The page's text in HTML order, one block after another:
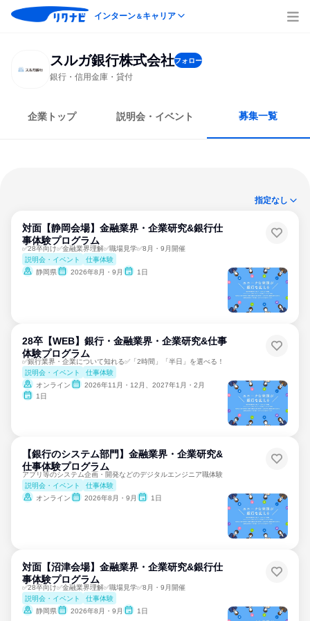
インターン＆キャリア
スルガ銀行株式会社フォロー
銀行・信用金庫・貸付
企業トップ 説明会・イベント 募集一覧
指定なし
対面【静岡会場】金融業界・企業研究&銀行仕
事体験プログラム
✅28卒向け✅金融業界理解✅職場見学✅8月・9月開催
説明会・イベント
仕事体験
静岡県
2026年8月・9月 1日
28卒【WEB】銀行・金融業界・企業研究&仕事
体験プログラム
✅銀行業界・企業について知れる✅「2時間」「半日」を選べる！
説明会・イベント
仕事体験
オンライン
2026年11月・12月、2027年1月・2月
1日
【銀行のシステム部門】金融業界・企業研究&
仕事体験プログラム
アプリ等のシステム企画・開発などのデジタルエンジニア職体験
説明会・イベント
仕事体験
オンライン
2026年8月・9月 1日
対面【沼津会場】金融業界・企業研究&銀行仕
事体験プログラム
✅28卒向け✅金融業界理解✅職場見学✅8月・9月開催
説明会・イベント
仕事体験
静岡県
2026年8月・9月 1日